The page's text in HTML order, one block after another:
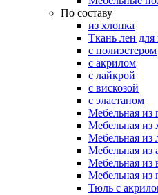
По составу
из хлопка
Ткань лен
с полиэстером
с акрилом
с лайкрой
с вискозой
с эластаном
Мебельная из
Мебельная из
Мебельная из
Мебельная из
Мебельная из
Мебельная из
Тюль с